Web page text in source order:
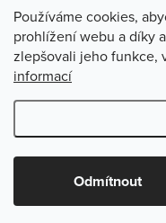
Používáme cookies,
prohlížení webu a díky
zlepšovali jeho funkce,
informací
Odmítnout
Odstoupit od smlouvy